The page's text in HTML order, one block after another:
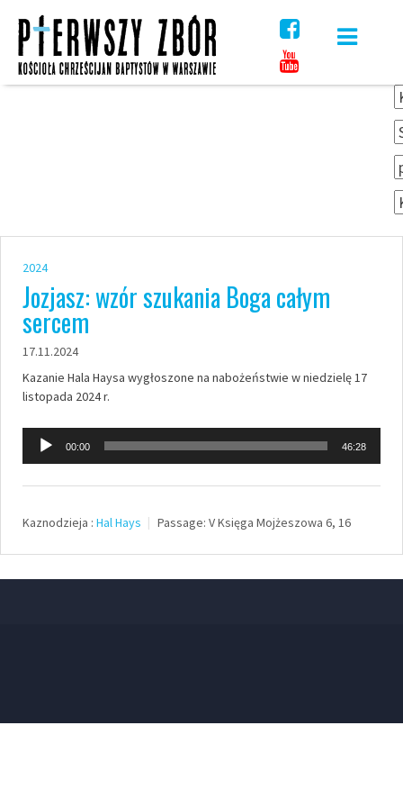
content
2024
Jozjasz: wzór szukania Boga całym
sercem
17.11.2024
Kazanie Hala Haysa wygłoszone na nabożeństwie w niedzielę 17
listopada 2024 r.
Odtwarzacz
plików
dźwiękowych
00:00 46:28
Kaznodzieja : Hal Hays Passage: V Księga Mojżeszowa 6, 16